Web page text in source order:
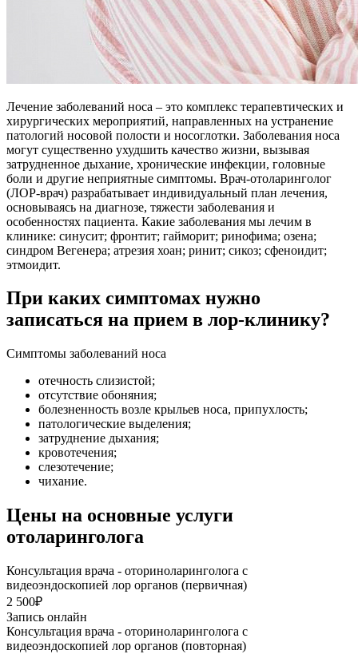
Лечение заболеваний носа – это комплекс терапевтических и
хирургических мероприятий, направленных на устранение
патологий носовой полости и носоглотки. Заболевания носа
могут существенно ухудшить качество жизни, вызывая
затрудненное дыхание, хронические инфекции, головные
боли и другие неприятные симптомы. Врач-отоларинголог
(ЛОР-врач) разрабатывает индивидуальный план лечения,
основываясь на диагнозе, тяжести заболевания и
особенностях пациента. Какие заболевания мы лечим в
клинике: синусит; фронтит; гайморит; ринофима; озена;
синдром Вегенера; атрезия хоан; ринит; сикоз; сфеноидит;
этмоидит.
При каких симптомах нужно
записаться на прием в лор-клинику?
Симптомы заболеваний носа
отечность слизистой;
отсутствие обоняния;
болезненность возле крыльев носа, припухлость;
патологические выделения;
затруднение дыхания;
кровотечения;
слезотечение;
чихание.
Цены на основные услуги
отоларинголога
Консультация врача - оториноларинголога с
видеоэндоскопией лор органов (первичная)
2 500₽
Запись онлайн
Консультация врача - оториноларинголога с
видеоэндоскопией лор органов (повторная)